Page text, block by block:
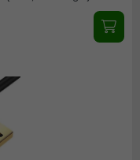
zasilania